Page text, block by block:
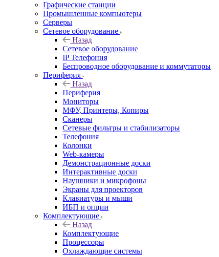
Графические станции
Промышленные компьютеры
Серверы
Сетевое оборудование
Назад
Сетевое оборудование
IP Телефония
Беспроводное оборудование и коммутаторы
Периферия
Назад
Периферия
Мониторы
МФУ, Принтеры, Копиры
Сканеры
Сетевые фильтры и стабилизаторы
Телефония
Колонки
Web-камеры
Демонстрационные доски
Интерактивные доски
Наушники и микрофоны
Экраны для проекторов
Клавиатуры и мыши
ИБП и опции
Комплектующие
Назад
Комплектующие
Процессоры
Охлаждающие системы